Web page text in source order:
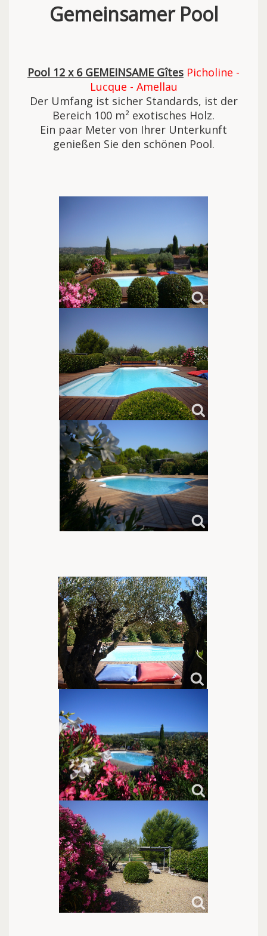
Gemeinsamer Pool
Pool 12 x 6 GEMEINSAME Gîtes Picholine -
Lucque - Amellau
Der Umfang ist sicher Standards, ist der
Bereich 100 m² exotisches Holz.
Ein paar Meter von Ihrer Unterkunft
genießen Sie den schönen Pool.